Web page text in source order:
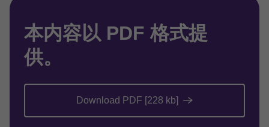
本内容以 PDF 格式提
供。
Download PDF [228 kb]